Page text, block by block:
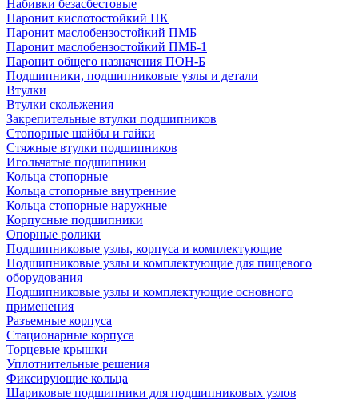
Набивки безасбестовые
Паронит кислотостойкий ПК
Паронит маслобензостойкий ПМБ
Паронит маслобензостойкий ПМБ-1
Паронит общего назначения ПОН-Б
Подшипники, подшипниковые узлы и детали
Втулки
Втулки скольжения
Закрепительные втулки подшипников
Стопорные шайбы и гайки
Стяжные втулки подшипников
Игольчатые подшипники
Кольца стопорные
Кольца стопорные внутренние
Кольца стопорные наружные
Корпусные подшипники
Опорные ролики
Подшипниковые узлы, корпуса и комплектующие
Подшипниковые узлы и комплектующие для пищевого
оборудования
Подшипниковые узлы и комплектующие основного
применения
Разъемные корпуса
Стационарные корпуса
Торцевые крышки
Уплотнительные решения
Фиксирующие кольца
Шариковые подшипники для подшипниковых узлов